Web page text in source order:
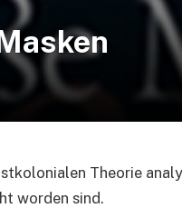
Theorie
worden sind.